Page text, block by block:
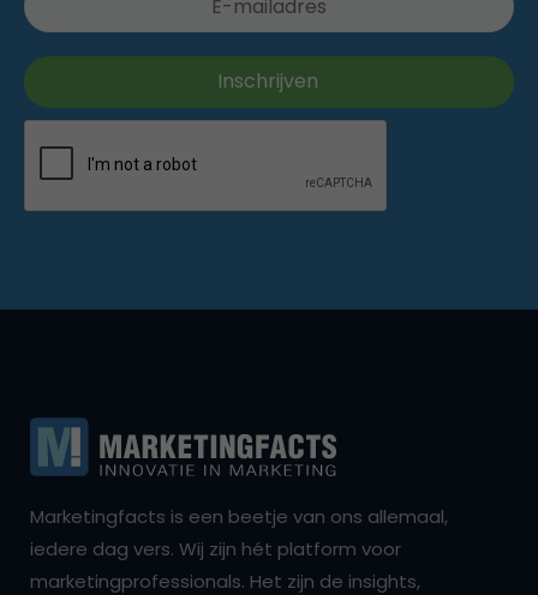
Marketingfacts is een beetje van ons allemaal,
iedere dag vers. Wij zijn hét platform voor
marketingprofessionals. Het zijn de insights,